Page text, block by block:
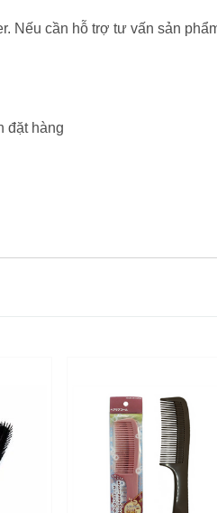
Nếu cần hỗ trợ tư vấn sản
đặt hàng